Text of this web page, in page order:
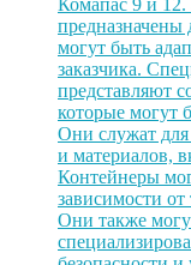
Комапас 9 и
предназначены
могут быть
заказчика.
представляют
которые могут
Они служат для
и материалов,
Контейнеры
зависимости
Они также